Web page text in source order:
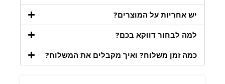
יש אחריות על המוצרים?
למה לבחור דווקא בכם?
כמה זמן משלוח? ואיך מקבלים את המשלוח?